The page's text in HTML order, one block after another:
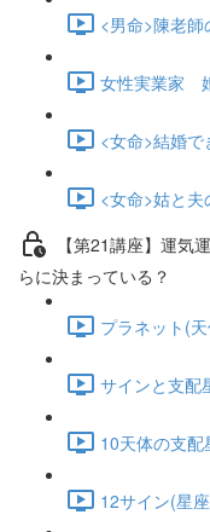
<男命>陳老
女性実業家
<女命>結婚
<女命>姑と
【第21講座】運
らに決まっている？
プラネット(
サインと支配
10天体の支
12サイン(星